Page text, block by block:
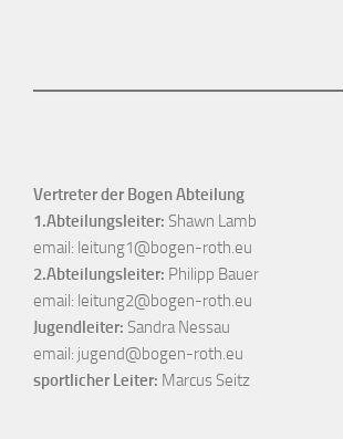
Vertreter der Bogen Abteilung
1.Abteilungsleiter: Shawn Lamb
email: leitung1@bogen-roth.eu
2.Abteilungsleiter: Philipp Bauer
email: leitung2@bogen-roth.eu
Jugendleiter: Sandra Nessau
email: jugend@bogen-roth.eu
sportlicher Leiter: Marcus Seitz